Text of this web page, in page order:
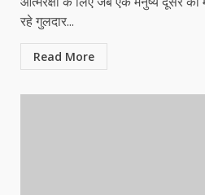
रहे गुलदार...
Read More